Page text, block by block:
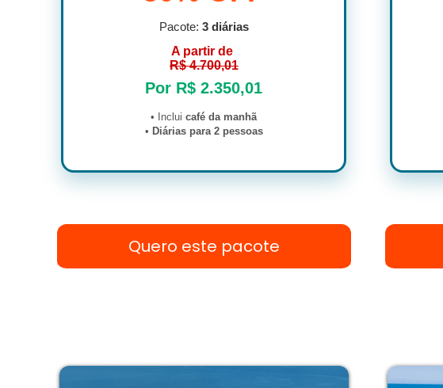
Pacote: 3 diárias
A partir de
R$ 4.700,01
Por R$ 2.350,01
• Incluicafé da manhã
• Diárias para 2 pessoas
Quero este pacote